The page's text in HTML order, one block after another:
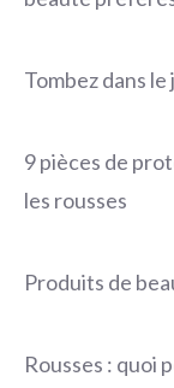
Tombez dans
9 pièces de
les rousses
Produits de
Rousses : quoi